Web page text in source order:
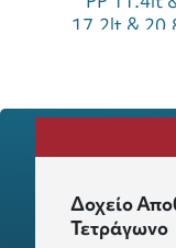
Δοχείο
Τετράγωνο